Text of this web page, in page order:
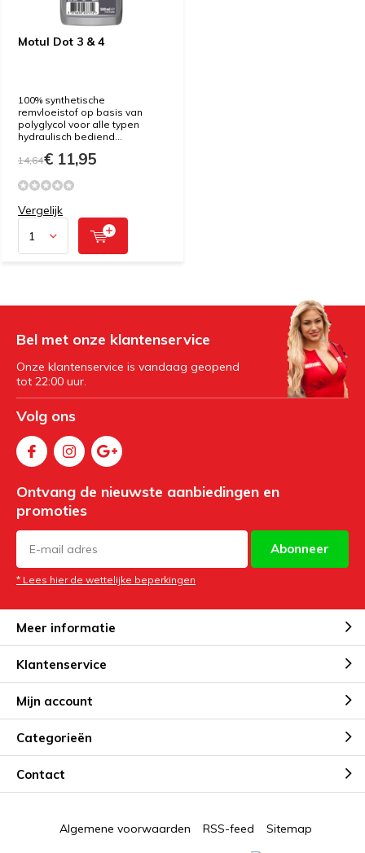
Motul Dot 3 & 4
100% synthetische
remvloeistof op basis van
polyglycol voor alle typen
hydraulisch bediend...
14,64€ 11,95
Vergelijk
Bel met onze klantenservice
Onze klantenservice is vandaag geopend
tot 22:00 uur.
Volg ons
Ontvang de nieuwste aanbiedingen en
promoties
Abonneer
* Lees hier de wettelijke beperkingen
Meer informatie
Klantenservice
Mijn account
Categorieën
Contact
Algemene voorwaarden RSS-feed Sitemap